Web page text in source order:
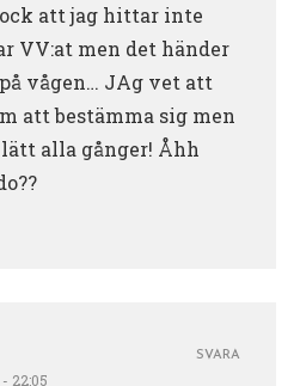
att jag hittar inte
VV:at men det händer
vågen… JAg vet att
att bestämma sig men
alla gånger! Åhh
22:05
SVARA